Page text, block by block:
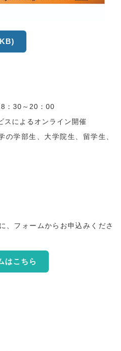
：30～20：00
によるオンライン開催
学部生、大学院生、留学生、
、フォームからお申込みくださ
はこちら